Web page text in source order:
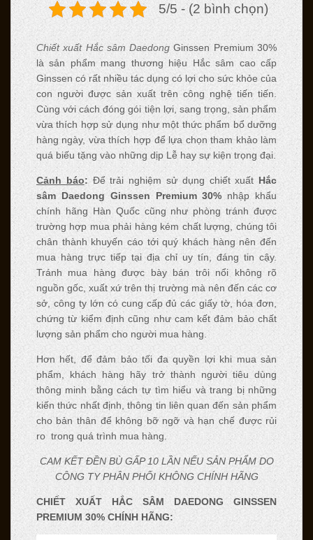
5/5 - (2 bình chọn)
Chiết xuất Hắc sâm Daedong Ginssen Premium 30%
là sản phẩm mang thương hiệu Hắc sâm cao cấp
Ginssen có rất nhiều tác dụng có lợi cho sức khỏe của
con người được sản xuất trên công nghệ tiến tiến.
Cùng với cách đóng gói tiện lợi, sang trọng, sản phẩm
vừa thích hợp sử dụng như một thức phẩm bổ dưỡng
hàng ngày, vừa thích hợp để lựa chọn tham khảo làm
quá biếu tặng vào những dịp Lễ hay sự kiện trọng đại.
Cảnh báo: Để trải nghiệm sử dụng chiết xuất Hắc
sâm Daedong Ginssen Premium 30% nhập khẩu
chính hãng Hàn Quốc cũng như phòng tránh được
trường hợp mua phải hàng kém chất lượng, chúng tôi
chân thành khuyến cáo tới quý khách hàng nên đến
mua hàng trực tiếp tại địa chỉ uy tín, đáng tin cậy.
Tránh mua hàng được bày bán trôi nổi không rõ
nguồn gốc, xuất xứ trên thị trường mà nên đến các cơ
sở, công ty lớn có cung cấp đủ các giấy tờ, hóa đơn,
chứng từ kiểm định cũng như cam kết đảm bảo chất
lượng sản phẩm cho người mua hàng.
Hơn hết, để đảm bảo tối đa quyền lợi khi mua sản
phẩm, khách hàng hãy trở thành người tiêu dùng
thông minh bằng cách tự tìm hiểu và trang bị những
kiến thức nhất định, thông tin liên quan đến sản phẩm
cho bản thân để không bỡ ngỡ và hạn chế được rủi
ro trong quá trình mua hàng.
CAM KẾT ĐỀN BÙ GẤP 10 LẦN NẾU SẢN PHẨM DO
CÔNG TY PHÂN PHỐI KHÔNG CHÍNH HÃNG
CHIẾT XUẤT HẮC SÂM DAEDONG GINSSEN
PREMIUM 30% CHÍNH HÃNG: